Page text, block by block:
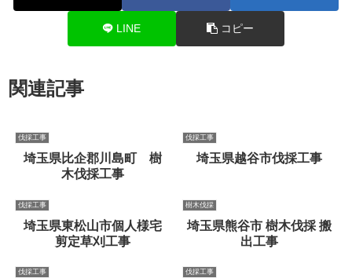
LINE コピー
関連記事
伐採工事
埼玉県比企郡川島町 樹
木伐採工事
伐採工事
埼玉県越谷市伐採工事
伐採工事
埼玉県東松山市個人様宅
剪定草刈工事
樹木伐採
埼玉県熊谷市 樹木伐採 搬
出工事
伐採工事 伐採工事